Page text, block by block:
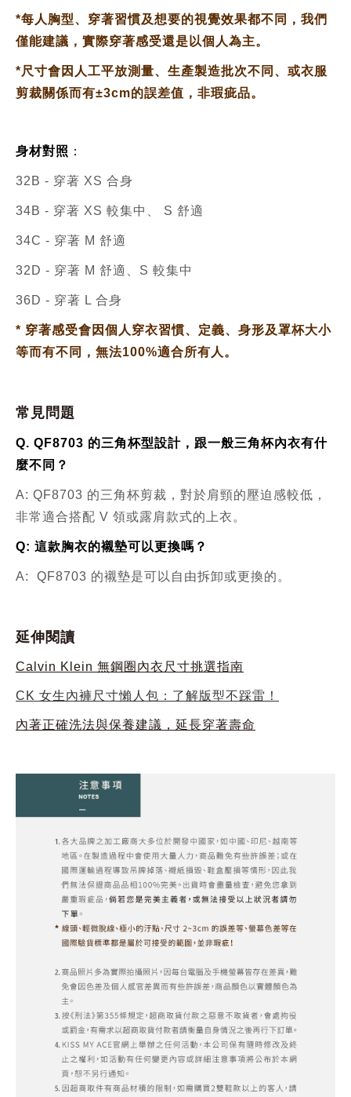
*每人胸型、穿著習慣及想要的視覺效果都不同，我們
僅能建議，實際穿著感受還是以個人為主。
*尺寸會因人工平放測量、生產製造批次不同、或衣服
剪裁關係而有±3cm的誤差值，非瑕疵品。
身材對照 ：
32B - 穿著 XS 合身
34B - 穿著 XS 較集中、 S 舒適
34C - 穿著 M 舒適
32D - 穿著 M 舒適、S 較集中
36D - 穿著 L 合身
* 穿著感受會因個人穿衣習慣、定義、身形及罩杯大小
等而有不同，無法100%適合所有人。
常見問題
Q. QF8703 的三角杯型設計，跟一般三角杯內衣有什
麼不同？
A: QF8703 的三角杯剪裁，對於肩頸的壓迫感較低，
非常適合搭配 V 領或露肩款式的上衣。
Q: 這款胸衣的襯墊可以更換嗎？
A: QF8703 的襯墊是可以自由拆卸或更換的。
延伸閱讀
Calvin Klein 無鋼圈內衣尺寸挑選指南
CK 女生內褲尺寸懶人包：了解版型不踩雷！
內著正確洗法與保養建議，延長穿著壽命